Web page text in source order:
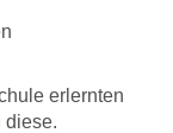
erlernten
diese.